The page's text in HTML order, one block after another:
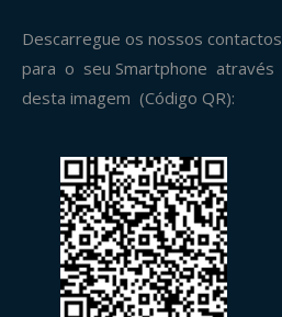
Descarregue os nossos contactos
para o seu Smartphone através
desta imagem (Código QR):